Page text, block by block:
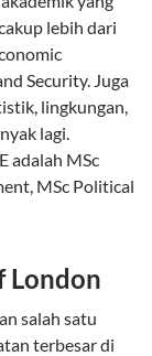
lebih dari
Security. Juga
lingkungan,
lagi.
adalah MSc
MSc Political
London
salah satu
terbesar di